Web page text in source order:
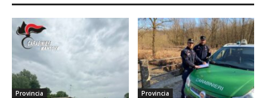
Provincia Provincia